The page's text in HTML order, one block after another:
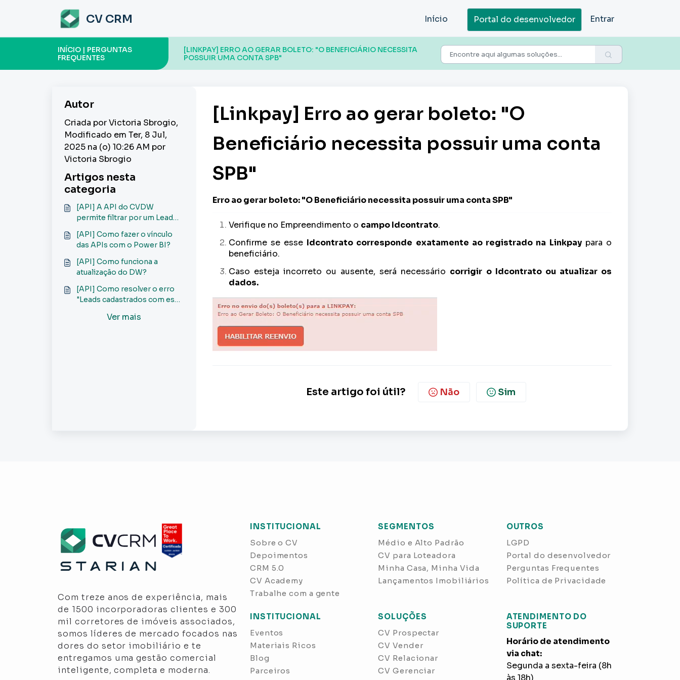
CV CRM Início Portal do desenvolvedor Entrar
[LINKPAY] ERRO AO GERAR BOLETO: "O BENEFICIÁRIO NECESSITA
POSSUIR UMA CONTA SPB"
INÍCIO | PERGUNTAS
FREQUENTES
Autor
Criada por Victoria Sbrogio,
Modificado em Ter, 8 Jul,
2025 na (o) 10:26 AM por
Victoria Sbrogio
Artigos nesta
categoria
[API] A API do CVDW
permite filtrar por um Lead
parâmetro idlead no GET?
[API] Como fazer o vínculo
das APIs com o Power BI?
[API] Como funciona a
atualização do DW?
[API] Como resolver o erro
"Leads cadastrados com esse
cadastrar Leads via API?
Ver mais
[Linkpay] Erro ao gerar boleto: "O
Beneficiário necessita possuir uma conta
SPB"
Erro ao gerar boleto: "O Beneficiário necessita possuir uma conta SPB"
Verifique no Empreendimento o campo Idcontrato.
Confirme se esse Idcontrato corresponde exatamente ao registrado na Linkpaypara o
beneficiário.
Caso esteja incorreto ou ausente, será necessário corrigir o Idcontrato ou atualizar os
dados.
Este artigo foi útil? Não Sim
Com treze anos de experiência, mais
de 1500 incorporadoras clientes e 300
mil corretores de imóveis associados,
somos líderes de mercado focados nas
dores do setor imobiliário e te
entregamos uma gestão comercial
inteligente, completa e moderna.
INSTITUCIONAL
Sobre o CV
Depoimentos
CRM 5.0
CV Academy
Trabalhe com a gente
SEGMENTOS
Médio e Alto Padrão
CV para Loteadora
Minha Casa, Minha Vida
Lançamentos Imobiliários
OUTROS
LGPD
Portal do desenvolvedor
Perguntas Frequentes
Política de Privacidade
INSTITUCIONAL
Eventos
Materiais Ricos
Blog
Parceiros
SOLUÇÕES
CV Prospectar
CV Vender
CV Relacionar
CV Gerenciar
ATENDIMENTO DO
SUPORTE
Horário de atendimento
via chat:
Segunda a sexta-feira (8h
às 18h)